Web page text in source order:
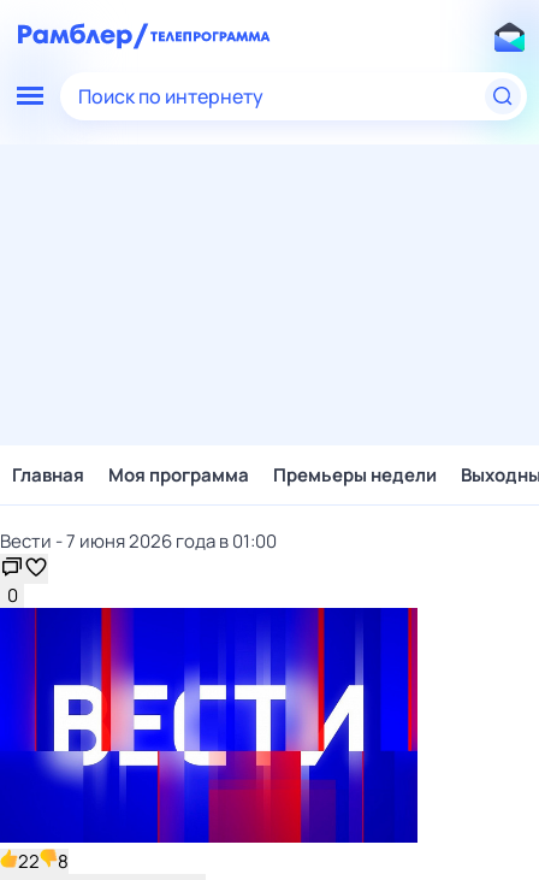
Поиск по интернету
Главная Моя программа Премьеры недели
Вести - 7 июня 2026 года в 01:00
0
22
8